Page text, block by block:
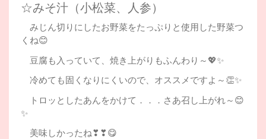
☆みそ汁（小松菜、人参）
みじん切りにしたお野菜をたっぷりと使用した野菜つ
くね😊
豆腐も入っていて、焼き上がりもふんわり～💖✨
冷めても固くなりにくいので、オススメですよ～👏✨
トロッとしたあんをかけて．．．さあ召し上がれ～😊
✨
美味しかったね❣❣😋